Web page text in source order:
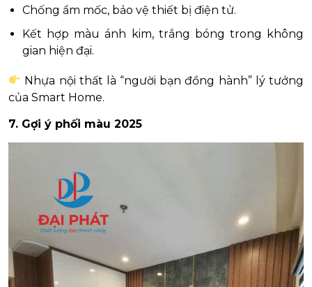
Chống ẩm mốc, bảo vệ thiết bị điện tử.
Kết hợp màu ánh kim, trắng bóng trong không
gian hiện đại.
Nhựa nội thất là “người bạn đồng hành” lý tưởng
của Smart Home.
7. Gợi ý phối màu 2025